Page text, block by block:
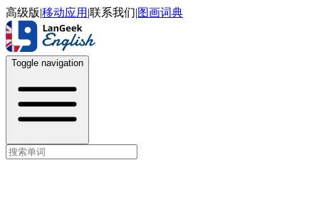
高级版|移动应用 |联系我们|图画词典
Toggle navigation